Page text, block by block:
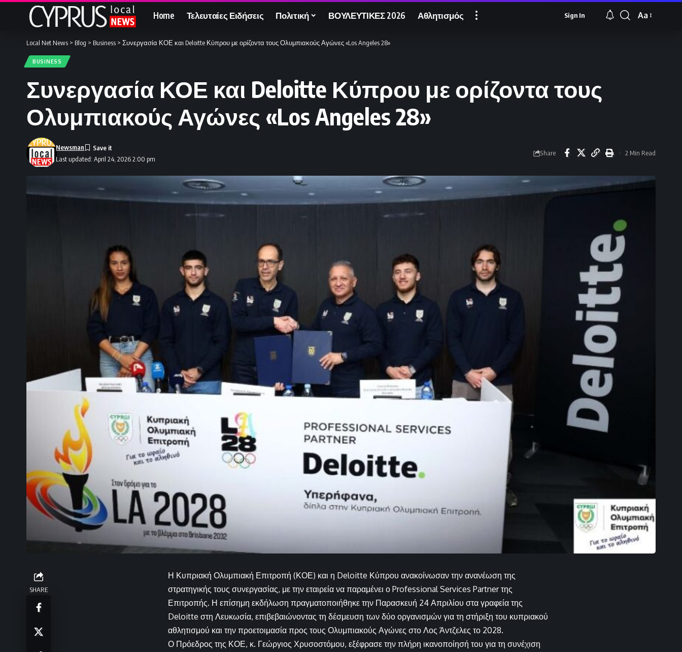
Home Τελευταίες Ειδήσεις Πολιτική ΒΟΥΛΕΥΤΙΚΕΣ 2026 Αθλητισμός Sign In
Font
Aa
Local Net News > Blog > Business > Συνεργασία ΚΟΕ και Deloitte Κύπρου με ορίζοντα τους Ολυμπιακούς Αγώνες «Los Angeles 28»
BUSINESS
Συνεργασία ΚΟΕ και Deloitte Κύπρου με ορίζοντα τους
Ολυμπιακούς Αγώνες «Los Angeles 28»
Last updated: April 24, 2026 2:00 pm
Newsman
Share 2 Min Read
SHARE
Η Κυπριακή Ολυμπιακή Επιτροπή (ΚΟΕ) και η Deloitte Κύπρου ανακοίνωσαν την ανανέωση της
στρατηγικής τους συνεργασίας, με την εταιρεία να παραμένει ο Professional Services Partner της
Επιτροπής. Η επίσημη εκδήλωση πραγματοποιήθηκε την Παρασκευή 24 Απριλίου στα γραφεία της
Deloitte στη Λευκωσία, επιβεβαιώνοντας τη δέσμευση των δύο οργανισμών για τη στήριξη του κυπριακού
αθλητισμού και την προετοιμασία προς τους Ολυμπιακούς Αγώνες στο Λος Άντζελες το 2028.
Ο Πρόεδρος της ΚΟΕ, κ. Γεώργιος Χρυσοστόμου, εξέφρασε την πλήρη ικανοποίησή του για τη συνέχιση